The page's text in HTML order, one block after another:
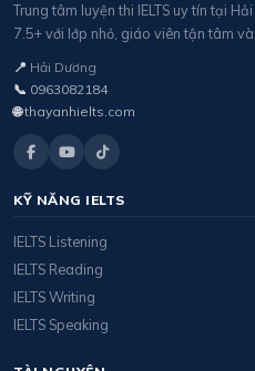
Trung tâm luyện thi IELTS uy tín tại
7.5+ với lớp nhỏ, giáo viên tận tâm
📍 Hải Dương
📞 0963082184
🌐 thayanhielts.com
KỸ NĂNG IELTS
IELTS Listening
IELTS Reading
IELTS Writing
IELTS Speaking